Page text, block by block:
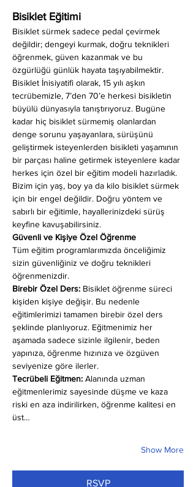
Bisiklet Eğitimi
Bisiklet sürmek sadece pedal çevirmek
değildir; dengeyi kurmak, doğru teknikleri
öğrenmek, güven kazanmak ve bu
özgürlüğü günlük hayata taşıyabilmektir.
Bisiklet İnisiyatifi olarak, 15 yılı aşkın
tecrübemizle, 7’den 70’e herkesi bisikletin
büyülü dünyasıyla tanıştırıyoruz. Bugüne
kadar hiç bisiklet sürmemiş olanlardan
denge sorunu yaşayanlara, sürüşünü
geliştirmek isteyenlerden bisikleti yaşamının
bir parçası haline getirmek isteyenlere kadar
herkes için özel bir eğitim modeli hazırladık.
Bizim için yaş, boy ya da kilo bisiklet sürmek
için bir engel değildir. Doğru yöntem ve
sabırlı bir eğitimle, hayallerinizdeki sürüş
keyfine kavuşabilirsiniz.
Güvenli ve Kişiye Özel Öğrenme
Tüm eğitim programlarımızda önceliğimiz
sizin güvenliğiniz ve doğru teknikleri
öğrenmenizdir.
Birebir Özel Ders: Bisiklet öğrenme süreci
kişiden kişiye değişir. Bu nedenle
eğitimlerimizi tamamen birebir özel ders
şeklinde planlıyoruz. Eğitmenimiz her
aşamada sadece sizinle ilgilenir, beden
yapınıza, öğrenme hızınıza ve özgüven
seviyenize göre ilerler.
Tecrübeli Eğitmen: Alanında uzman
eğitmenlerimiz sayesinde düşme ve kaza
riski en aza indirilirken, öğrenme kalitesi en
üst…
Show More
RSVP